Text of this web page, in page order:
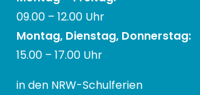
09.00 – 12.00 Uhr
Montag, Dienstag, Donnerstag:
15.00 – 17.00 Uhr
in den NRW-Schulferien